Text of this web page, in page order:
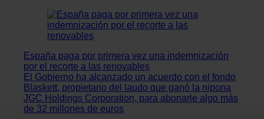
España paga por primera vez una indemnización
por el recorte a las renovables
El Gobierno ha alcanzado un acuerdo con el fondo
Blaskett, propietario del laudo que ganó la nipona
JGC Holdings Corporation, para abonarle algo más
de 32 millones de euros